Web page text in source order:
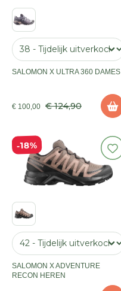
SALOMON X ULTRA 360 DAMES
€ 100,00 € 124,90
18%
SALOMON X ADVENTURE
RECON HEREN